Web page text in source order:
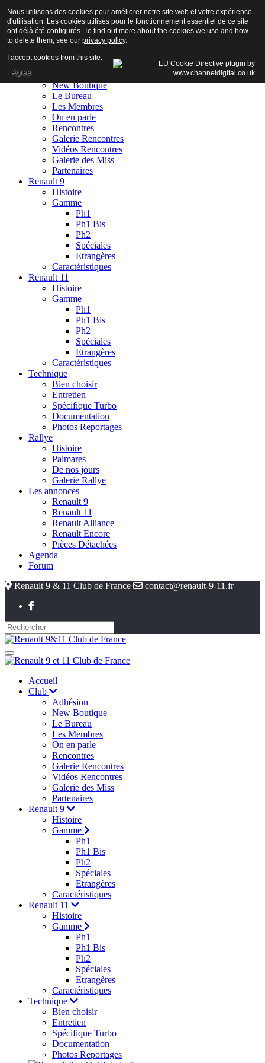
Accueil
New Boutique
Le Bureau
Les Membres
On en parle
Rencontres
Galerie Rencontres
Vidéos Rencontres
Galerie des Miss
Partenaires
Renault 9
Histoire
Gamme
Ph1
Ph1 Bis
Ph2
Spéciales
Etrangères
Caractéristiques
Renault 11
Histoire
Gamme
Ph1
Ph1 Bis
Ph2
Spéciales
Etrangères
Caractéristiques
Technique
Bien choisir
Entretien
Spécifique Turbo
Documentation
Photos Reportages
Rallye
Histoire
Palmares
De nos jours
Galerie Rallye
Les annonces
Renault 9
Renault 11
Renault Alliance
Renault Encore
Pièces Détachées
Agenda
Forum
Renault 9 & 11 Club de France
contact@renault-9-11.fr
Accueil
Club
Adhésion
New Boutique
Le Bureau
Les Membres
On en parle
Rencontres
Galerie Rencontres
Vidéos Rencontres
Galerie des Miss
Partenaires
Renault 9
Histoire
Gamme
Ph1
Ph1 Bis
Ph2
Spéciales
Etrangères
Caractéristiques
Renault 11
Histoire
Gamme
Ph1
Ph1 Bis
Ph2
Spéciales
Etrangères
Caractéristiques
Technique
Bien choisir
Entretien
Spécifique Turbo
Documentation
Photos Reportages
Nous utilisons des cookies pour améliorer notre site web et votre expérience
d'utilisation. Les cookies utilisés pour le fonctionnement essentiel de ce site
ont déjà été configurés. To find out more about the cookies we use and how
to delete them, see our privacy policy.
I accept cookies from this site.
Agree